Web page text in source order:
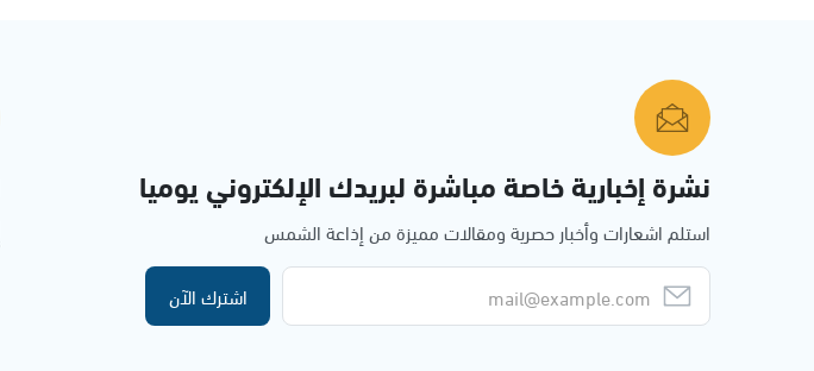
نشرة إخبارية خاصة مباشرة لبريدك الإلكتروني يوميا
استلم اشعارات وأخبار حصرية ومقالات مميزة من إذاعة الشمس
اشترك الآن